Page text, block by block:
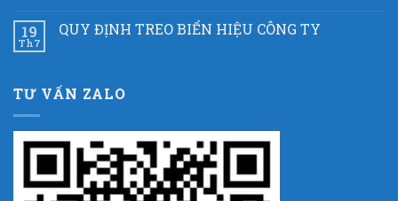
19
Th7
QUY ĐỊNH TREO BIỂN HIỆU CÔNG TY
TƯ VẤN ZALO